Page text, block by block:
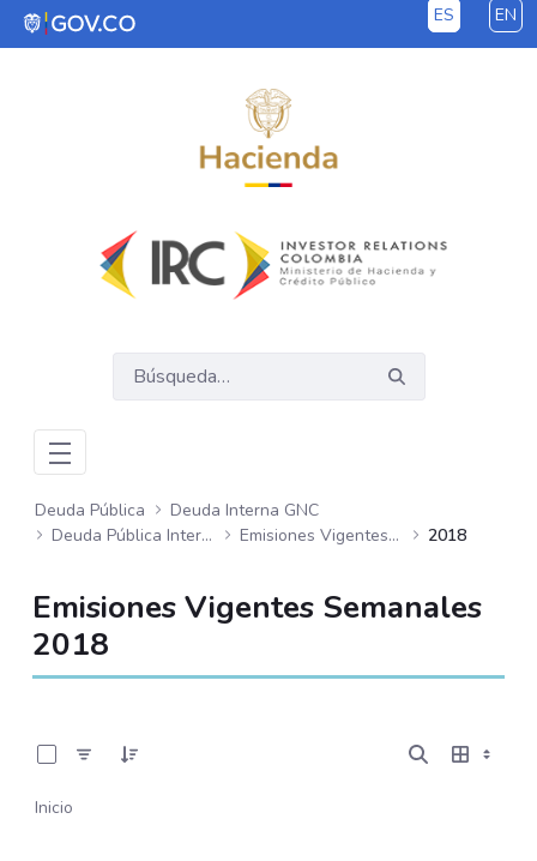
Saltar al contenido principal ES EN
Deuda Pública
Deuda Interna GNC
Deuda Pública Interna GNC
Emisiones Vigentes Semanales 2018
Emisiones Vigentes Semanales
2018
Inicio